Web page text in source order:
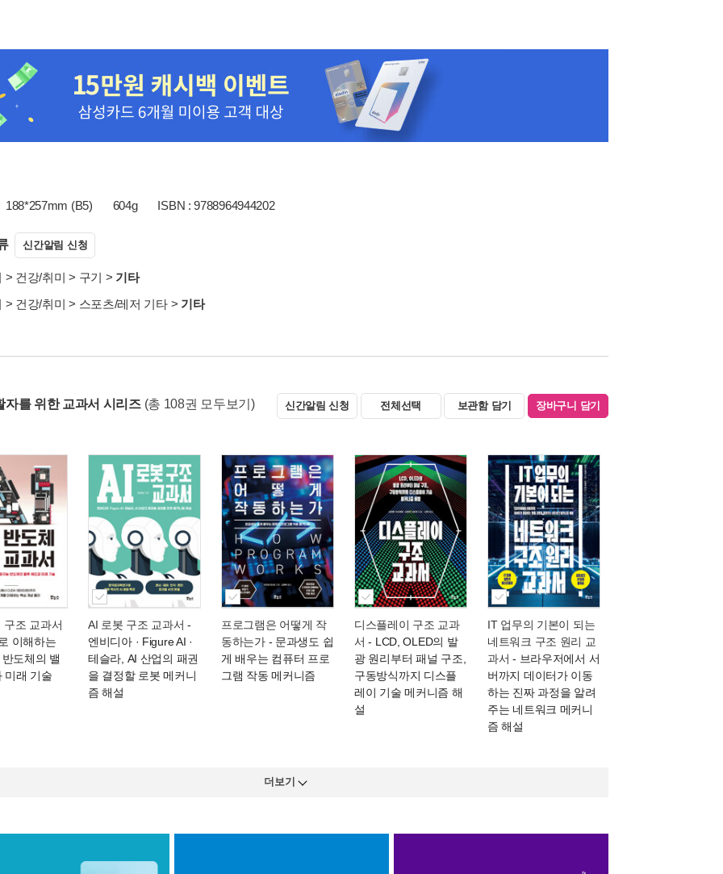
188*257mm (B5) 604g ISBN : 9788964944202
신간알림 신청
> 건강/취미 > 구기 > 기타
> 건강/취미 > 스포츠/레저 기타> 기타
자를 위한 교과서 시리즈 (총 108권 모두보기) 신간알림 신청 전체선택 보관함 담기 장바구니 담기
구조 교과서
이해하는
도체의 밸
미래 기술
AI 로봇 구조 교과서 -
엔비디아 · Figure AI ·
테슬라, AI 산업의 패권
을 결정할 로봇 메커니
즘 해설
프로그램은 어떻게 작
동하는가- 문과생도 쉽
게 배우는 컴퓨터 프로
그램 작동 메커니즘
디스플레이 구조 교과
서 - LCD, OLED의 발
광 원리부터 패널 구조,
구동방식까지 디스플
레이 기술 메커니즘 해
설
IT 업무의 기본이 되는
네트워크 구조 원리 교
과서 - 브라우저에서 서
버까지 데이터가 이동
하는 진짜 과정을 알려
주는 네트워크 메커니
즘 해설
더보기